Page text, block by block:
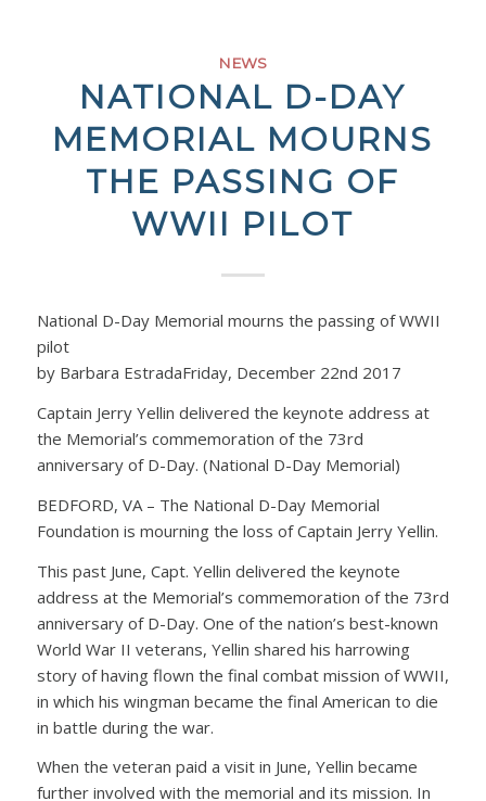
NEWS
NATIONAL D-DAY
MEMORIAL MOURNS
THE PASSING OF
WWII PILOT
National D-Day Memorial mourns the passing of WWII
pilot
by Barbara EstradaFriday, December 22nd 2017
Captain Jerry Yellin delivered the keynote address at
the Memorial’s commemoration of the 73rd
anniversary of D-Day. (National D-Day Memorial)
BEDFORD, VA – The National D-Day Memorial
Foundation is mourning the loss of Captain Jerry Yellin.
This past June, Capt. Yellin delivered the keynote
address at the Memorial’s commemoration of the 73rd
anniversary of D-Day. One of the nation’s best-known
World War II veterans, Yellin shared his harrowing
story of having flown the final combat mission of WWII,
in which his wingman became the final American to die
in battle during the war.
When the veteran paid a visit in June, Yellin became
further involved with the memorial and its mission. In